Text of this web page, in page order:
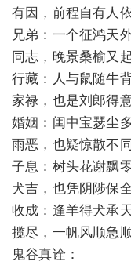
有因，前程自有人依
兄弟：一个征鸿天
同志，晚景桑榆又起
行藏：人与鼠随牛
家禄，也是刘郎得意
婚姻：闺中宝瑟尘
雨恶，也疑惊散不同
子息：树头花谢飘
犬吉，也凭阴陟保全
收成：逢羊得犬承
揽尽，一帆风顺急顺
鬼谷真诠：